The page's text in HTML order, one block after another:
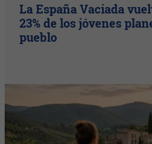
La España Vaciada
23% de los jóvenes
pueblo